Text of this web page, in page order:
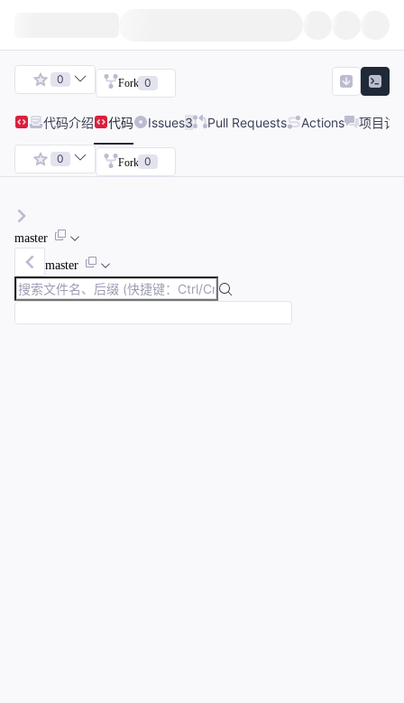
0 Fork 0
代码介绍 代码 Issues3 Pull Requests Actions 项目讨
0 Fork 0
master
master